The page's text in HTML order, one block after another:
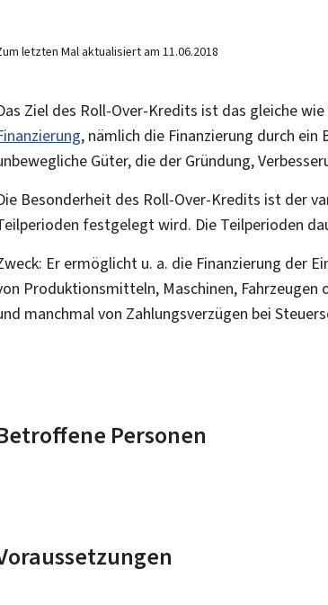
letzten Mal aktualisiert am 11.06.2018
Ziel des Roll-Over-Kredits ist das gleiche
, nämlich die Finanzierung durch
Güter, die der Gründung,
Besonderheit des Roll-Over-Kredits ist der
festgelegt wird. Die Teilperioden
Er ermöglicht u. a. die Finanzierung der
Produktionsmitteln, Maschinen,
manchmal von Zahlungsverzügen bei
Personen